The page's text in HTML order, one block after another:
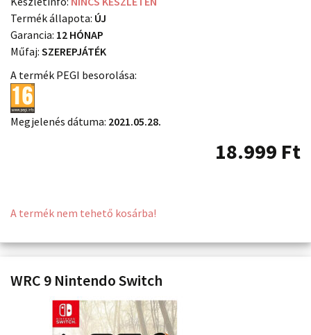
Termék állapota: ÚJ
Garancia: 12 HÓNAP
Műfaj: SZEREPJÁTÉK
A termék PEGI besorolása:
Megjelenés dátuma: 2021.05.28.
18.999 Ft
A termék nem tehető kosárba!
WRC 9 Nintendo Switch